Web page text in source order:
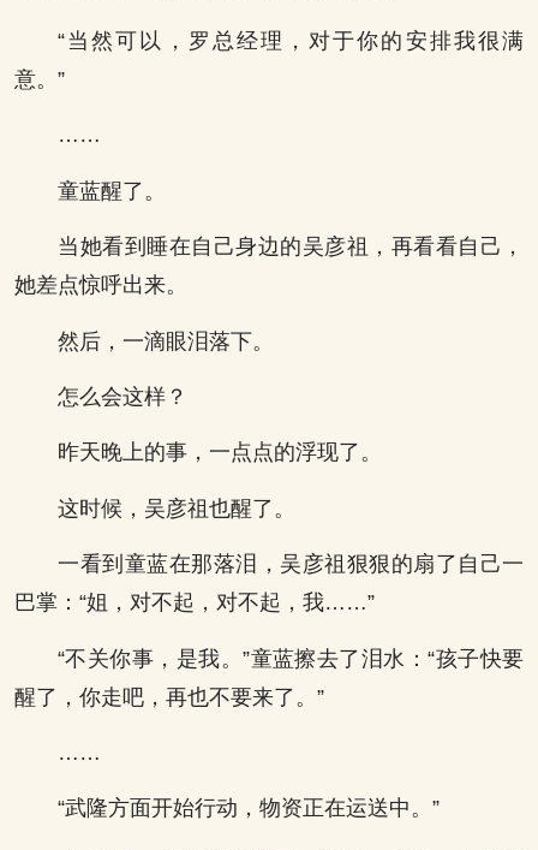
“当然可以，罗总经理，对于你的安排我很满
意。”
……
童蓝醒了。
当她看到睡在自己身边的吴彦祖，再看看自己，
她差点惊呼出来。
然后，一滴眼泪落下。
怎么会这样？
昨天晚上的事，一点点的浮现了。
这时候，吴彦祖也醒了。
一看到童蓝在那落泪，吴彦祖狠狠的扇了自己一
巴掌：“姐，对不起，对不起，我……”
“不关你事，是我。”童蓝擦去了泪水：“孩子快要
醒了，你走吧，再也不要来了。”
……
“武隆方面开始行动，物资正在运送中。”